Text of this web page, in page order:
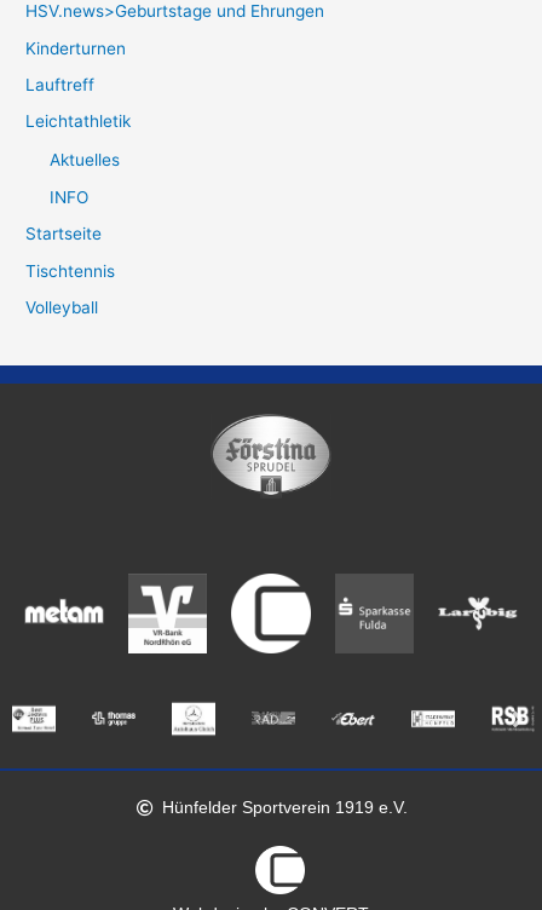
HSV.news>Geburtstage und Ehrungen
Kinderturnen
Lauftreff
Leichtathletik
Aktuelles
INFO
Startseite
Tischtennis
Volleyball
Hünfelder Sportverein 1919 e.V.